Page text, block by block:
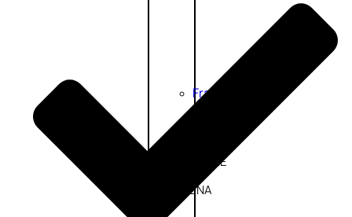
Fragranze
Nature
L’OCCITANE
VERBENA